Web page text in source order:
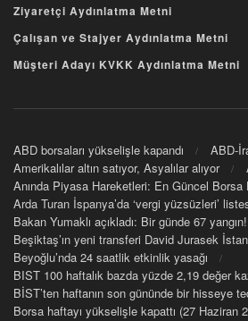
Ziyaretçi Aydınlatma Metni
Çalışan ve Stajyer Aydınlatma Metni
Müşteri Adayı KVKK Aydınlatma Metni
ABD borsaları yükselişle kapandı
ABD-
Amerikalılar altın satıyor, Asyalılar alıyor
Anında Piyasa Hareketleri: En Güncel
Arda Turan İspanya’da ‘vergi yüzsüzleri’
Bakan Yumaklı açıkladı: Bir günde 67 yangın!
Beşiktaş’ın yeni transferi David Jurasek
Beyoğlu’nda 24 saatlik etkinlik yasağı
BIST 100 haftalık bazda yüzde 2,19 değer
BİST’ten haftanın son gününde bir hisseye
Borsa haftayı yükselişle kapattı (27 Haziran